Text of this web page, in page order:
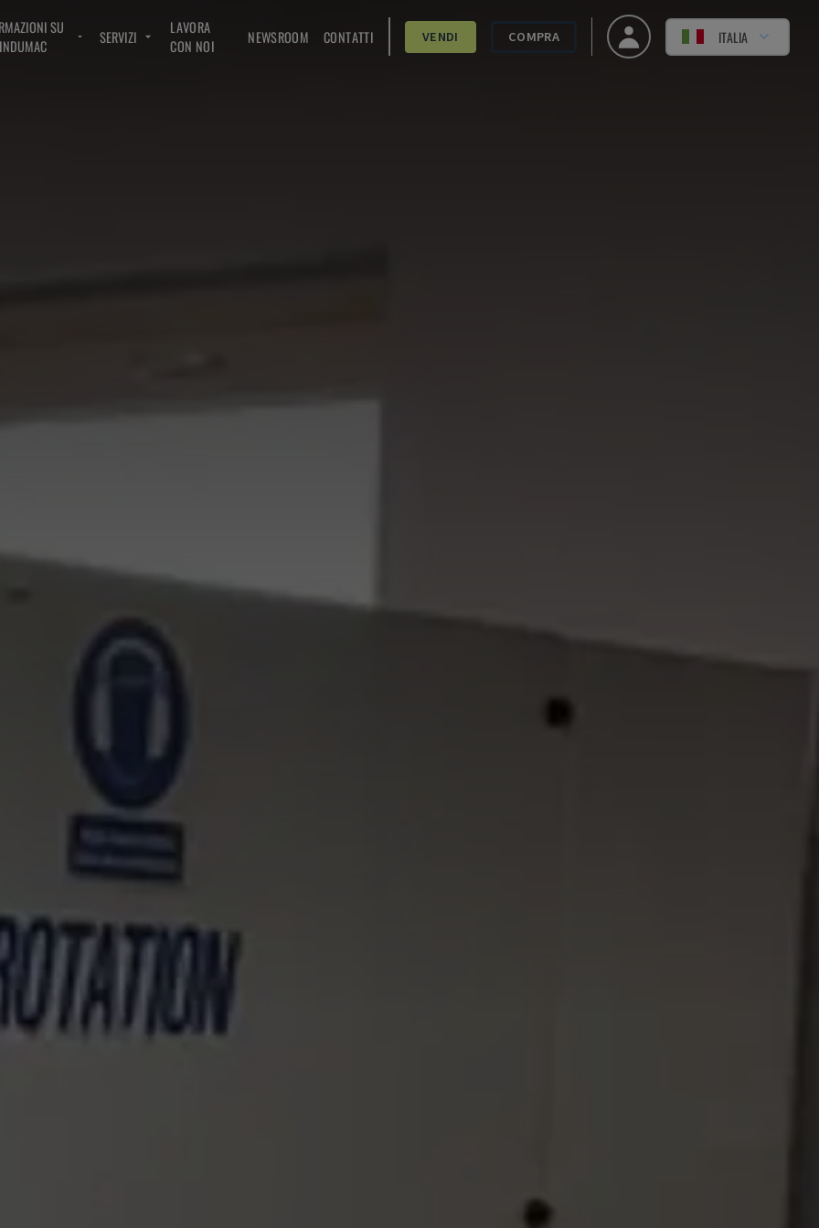
SU
SERVIZI
LAVORA
CON NOI
NEWSROOM CONTATTI VENDI COMPRA ITALIA